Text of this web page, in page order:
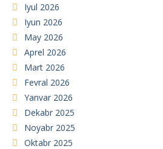
Iyul 2026
Iyun 2026
May 2026
Aprel 2026
Mart 2026
Fevral 2026
Yanvar 2026
Dekabr 2025
Noyabr 2025
Oktabr 2025